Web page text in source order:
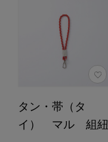
タン・帯（タ
イ） マル 組紐